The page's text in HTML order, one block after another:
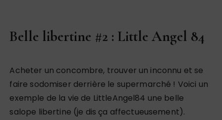
Belle libertine #2 : Little Angel 84
Acheter un concombre, trouver un inconnu et se
faire sodomiser derrière le supermarché ! Voici un
exemple de la vie de LittleAngel84 une belle
salope libertine (je dis ça affectueusement).